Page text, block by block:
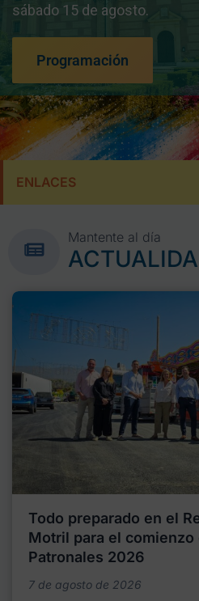
sábado 15 de agosto.
Programación
ENLACES
Mantente al día
Todo preparado en el
Motril para el comienzo
Patronales 2026
7 de agosto de 2026